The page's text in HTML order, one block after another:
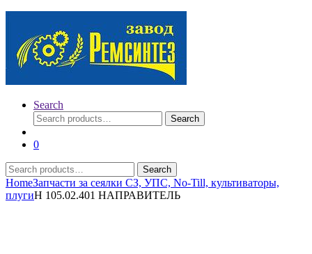
Search
Search
for:
Search
0
Search
for:
Search
HomeЗапчасти за сеялки СЗ, УПС, No-Till, культиваторы,
плугиН 105.02.401 НАПРАВИТЕЛЬ